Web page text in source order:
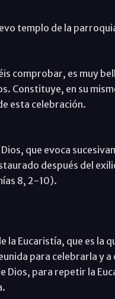
templo de la
comprobar, es muy
Constituye, en su
esta celebración.
que evoca
después del
8, 2-10).
la Eucaristía, que es la
para celebrarla y a
Dios, para repetir la